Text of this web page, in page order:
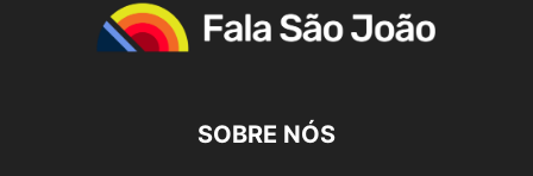
SOBRE NÓS